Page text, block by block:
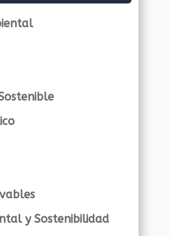
y Sostenibilidad